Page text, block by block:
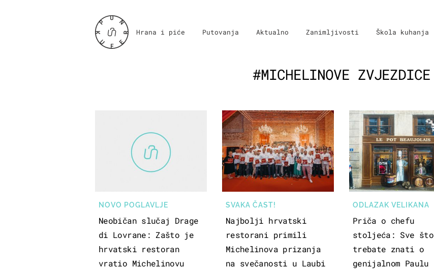
Hrana i piće Putovanja Aktualno Zanimljivosti Škola kuhanja
#MICHELINOVE ZVJEZDICE
NOVO POGLAVLJE
Neobičan slučaj Drage
di Lovrane: Zašto je
hrvatski restoran
vratio Michelinovu
SVAKA ČAST!
Najbolji hrvatski
restorani primili
Michelinova prizanja
na svečanosti u Laubi
ODLAZAK VELIKANA
Priča o chefu
stoljeća: Sve što
trebate znati o
genijalnom Paulu